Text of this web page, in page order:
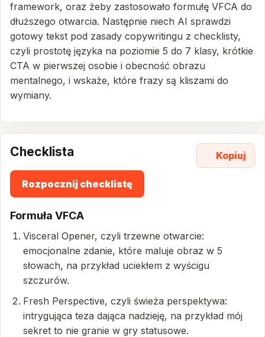
framework, oraz żeby zastosowało formułę VFCA do
dłuższego otwarcia. Następnie niech AI sprawdzi
gotowy tekst pod zasady copywritingu z checklisty,
czyli prostotę języka na poziomie 5 do 7 klasy, krótkie
CTA w pierwszej osobie i obecność obrazu
mentalnego, i wskaże, które frazy są kliszami do
wymiany.
Checklista Kopiuj
Rozpocznij checklistę
Formuła VFCA
Visceral Opener, czyli trzewne otwarcie:
emocjonalne zdanie, które maluje obraz w 5
słowach, na przykład uciekłem z wyścigu
szczurów.
Fresh Perspective, czyli świeża perspektywa:
intrygująca teza dająca nadzieję, na przykład mój
sekret to nie granie w gry statusowe.